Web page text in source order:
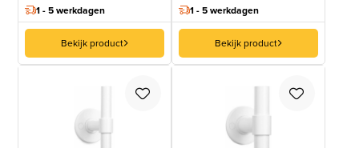
1 - 5 werkdagen
Bekijk product
1 - 5 werkdagen
Bekijk product